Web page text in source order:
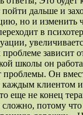
дальше и
но и изменить
в
зависит
школы он
проблемы. Он
клиентом
еще не конец
потому что